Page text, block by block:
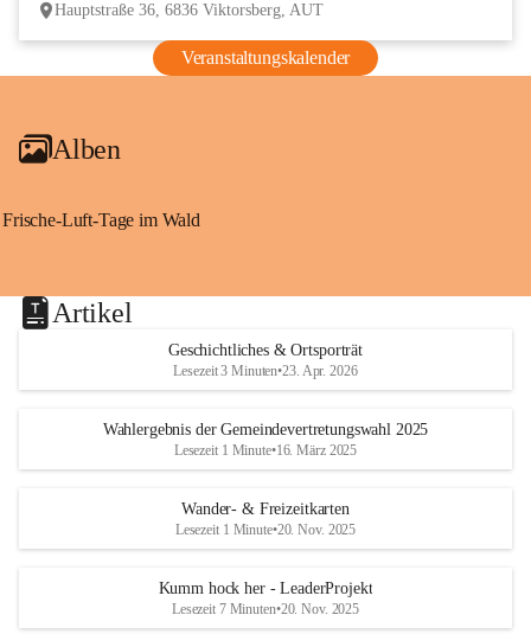
Hauptstraße 36, 6836 Viktorsberg, AUT
Veranstaltungskalender
Alben
Frische-Luft-Tage im Wald
Artikel
Geschichtliches & Ortsporträt
Lesezeit 3 Minuten•23. Apr. 2026
Wahlergebnis der Gemeindevertretungswahl 2025
Lesezeit 1 Minute•16. März 2025
Wander- & Freizeitkarten
Lesezeit 1 Minute•20. Nov. 2025
Kumm hock her - LeaderProjekt
Lesezeit 7 Minuten•20. Nov. 2025